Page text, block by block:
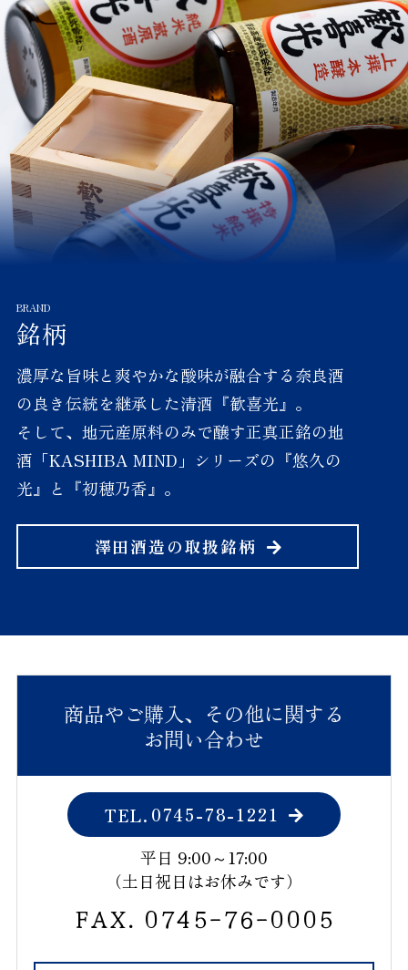
2025.06.11 受賞
VIEW MORE
2025.05.25
「インターナショナルワイン
チャレンジ2025」にて『純
米吟醸 初穂乃香』がシルバー
メダル、『歓喜光 純米大吟
醸』がブロンズメダル、『歓
喜光 純米吟醸「小さな喜
VIEW MORE
2025.02.25 受賞
「ワイングラスでおいしい日
び」』が最高金賞に、『歓喜
光 純米大吟醸』と『純米吟醸
「初穂乃香」』が金賞に選ば
VIEW MORE
2024.08.05 受賞
「ミラノ酒チャレンジ202
4」にて『歓喜光 純米吟醸
「小さな喜び」』と『歓喜光
純米 蔵原酒』が酒テイスティ
ング部門にてダブルゴールド
に選ばれました。
銘柄
濃厚な旨味と爽やかな酸味が融合する奈良酒
の良き伝統を継承した清酒『歓喜光』。
そして、地元産原料のみで醸す正真正銘の地
酒「KASHIBA MIND」シリーズの『悠久の
光』と『初穂乃香』。
澤田酒造の取扱銘柄
商品やご購入、その他に関する
お問い合わせ
TEL. 0745-78-1221
平日 9:00～17:00
（土日祝日はお休みです）
FAX. 0745-76-0005